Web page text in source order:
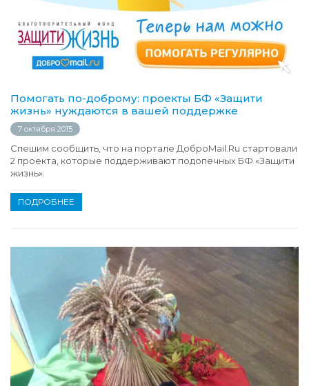
Помогать по-доброму: проекты БФ «Защити
жизнь» нуждаются в вашей поддержке
7 октября 2015
Спешим сообщить, что на портале ДоброMail.Ru стартовали
2 проекта, которые поддерживают подопечных БФ «Защити
жизнь»:
ПОДРОБНЕЕ